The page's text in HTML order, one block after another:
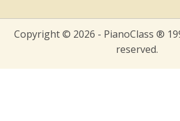
Copyright © 2026 - PianoClass ®
reserved.